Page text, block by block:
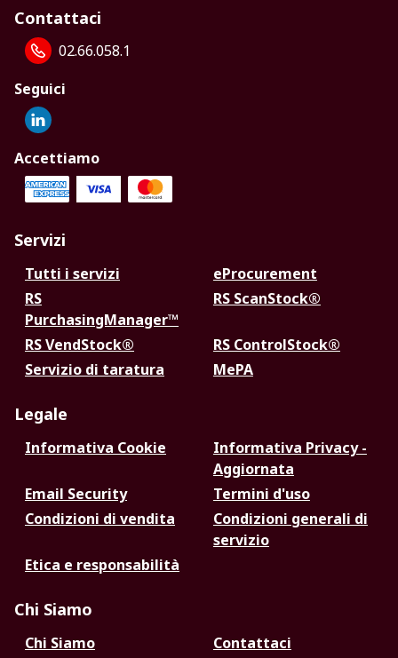
Contattaci
02.66.058.1
Seguici
Accettiamo
Servizi
Tutti i servizi
eProcurement
RS
PurchasingManager™
RS ScanStock®
RS VendStock®
RS ControlStock®
Servizio di taratura
MePA
Legale
Informativa Cookie
Informativa Privacy -
Aggiornata
Email Security
Termini d'uso
Condizioni di vendita
Condizioni generali di
servizio
Etica e responsabilità
Chi Siamo
Chi Siamo Contattaci